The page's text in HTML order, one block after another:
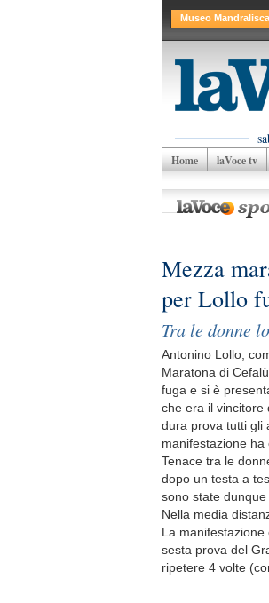
Museo Mandralisca
Home laVoce tv
Mezza
per Lollo
Tra le donne
Antonino Lollo,
Maratona di
fuga e si è
che era il vincitore
dura prova tutti gli
manifestazione ha
Tenace tra le
dopo un testa a
sono state dunque
Nella media
La manifestazione
sesta prova del
ripetere 4 volte